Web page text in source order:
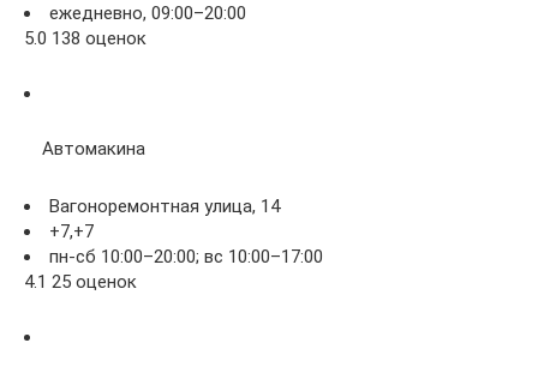
ежедневно, 09:00–20:00
5.0 138 оценок
Автомакина
Вагоноремонтная улица, 14
+7,+7
пн-сб 10:00–20:00; вс 10:00–17:00
4.1 25 оценок